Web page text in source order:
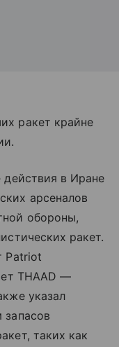
ракет крайне
действия в Иране
арсеналов
обороны,
ракет.
Patriot
THAAD —
указал
запасов
таких как